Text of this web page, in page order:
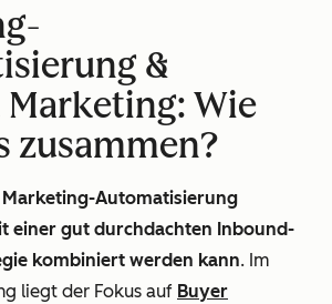
&
Wie
zusammen?
Marketing-Automatisierung
einer gut durchdachten Inbound-
kombiniert werden kann. Im
liegt der Fokus auf Buyer